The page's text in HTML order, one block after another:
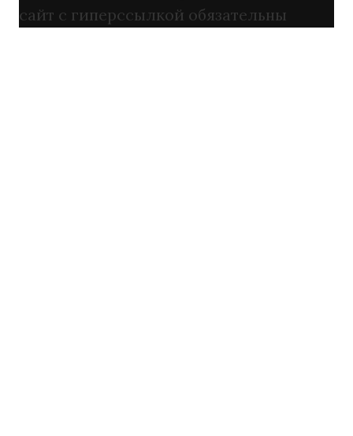
сайт с гиперссылкой обязательны